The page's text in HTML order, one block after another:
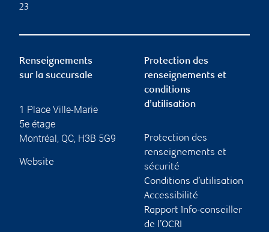
23
Renseignements
sur la succursale
1 Place Ville-Marie
5e étage
Montréal, QC, H3B 5G9
Website
Protection des
renseignements et
conditions
d’utilisation
Protection des
renseignements et
sécurité
Conditions d’utilisation
Accessibilité
Rapport Info-conseiller
de l’OCRI